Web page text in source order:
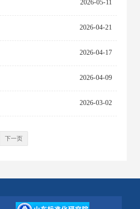
2026-05-11
2026-04-21
2026-04-17
2026-04-09
2026-03-02
下一页